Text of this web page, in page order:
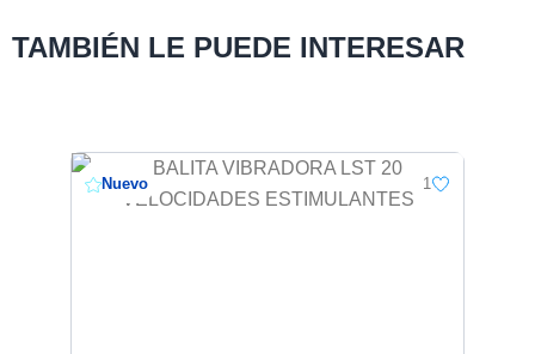
TAMBIÉN LE PUEDE INTERESAR
Nuevo 1